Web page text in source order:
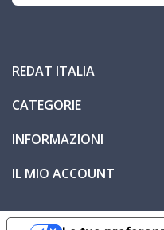
REDAT ITALIA
CATEGORIE
INFORMAZIONI
IL MIO ACCOUNT